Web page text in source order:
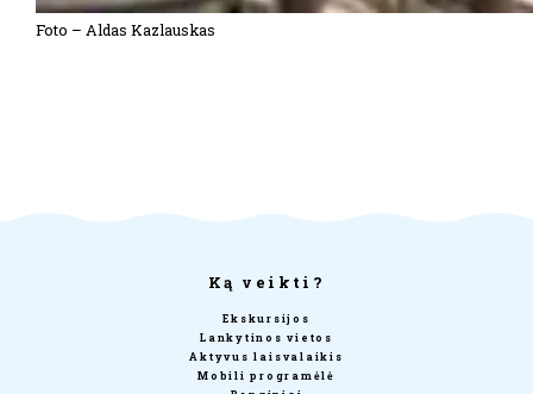
Foto – Aldas Kazlauskas
Ką veikti?
Ekskursijos
Lankytinos vietos
Aktyvus laisvalaikis
Mobili programėlė